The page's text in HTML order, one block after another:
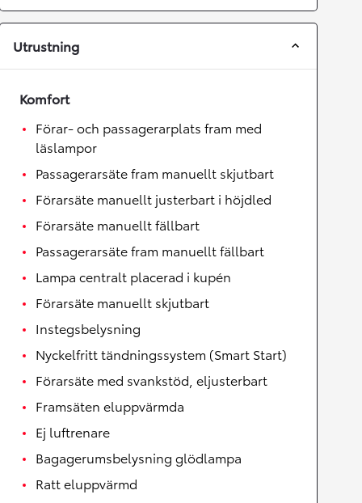
Utrustning
Komfort
Förar- och passagerarplats fram med
läslampor
Passagerarsäte fram manuellt skjutbart
Förarsäte manuellt justerbart i höjdled
Förarsäte manuellt fällbart
Passagerarsäte fram manuellt fällbart
Lampa centralt placerad i kupén
Förarsäte manuellt skjutbart
Instegsbelysning
Nyckelfritt tändningssystem (Smart Start)
Förarsäte med svankstöd, eljusterbart
Framsäten eluppvärmda
Ej luftrenare
Bagagerumsbelysning glödlampa
Ratt eluppvärmd